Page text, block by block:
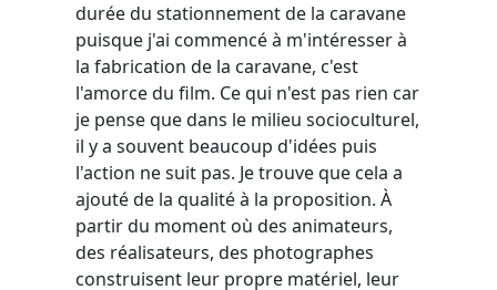
durée du stationnement de la caravane
puisque j'ai commencé à m'intéresser à
la fabrication de la caravane, c'est
l'amorce du film. Ce qui n'est pas rien car
je pense que dans le milieu socioculturel,
il y a souvent beaucoup d'idées puis
l'action ne suit pas. Je trouve que cela a
ajouté de la qualité à la proposition. À
partir du moment où des animateurs,
des réalisateurs, des photographes
construisent leur propre matériel, leur